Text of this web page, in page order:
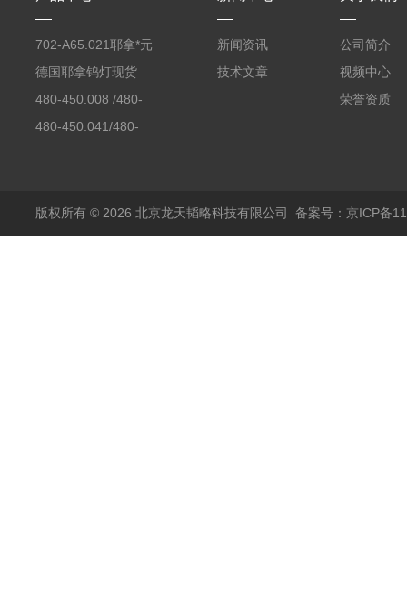
702-A65.021耶拿*元
素分析仪反应罐
德国耶拿钨灯现货
480-450.008 /480-
450.008C耶拿镉Cd空
480-450.041/480-
包邮
新闻资讯
技术文章
公司简介
视频中心
荣誉资质
版权所有 © 2026 北京龙天韬略科技有限公司 备案号：京ICP备